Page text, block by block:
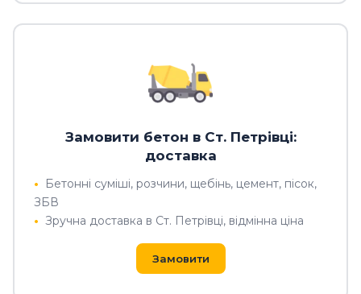
Замовити бетон в Ст. Петрівці:
доставка
Бетонні суміші, розчини, щебінь, цемент, пісок,
ЗБВ
Зручна доставка в Ст. Петрівці, відмінна ціна
Замовити